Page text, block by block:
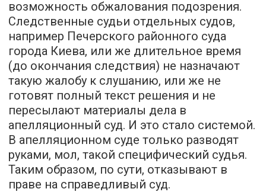
возможность обжалования подозрения.
Следственные судьи отдельных судов,
например Печерского районного суда
города Киева, или же длительное время
(до окончания следствия) не назначают
такую жалобу к слушанию, или же не
готовят полный текст решения и не
пересылают материалы дела в
апелляционный суд. И это стало системой.
В апелляционном суде только разводят
руками, мол, такой специфический судья.
Таким образом, по сути, отказывают в
праве на справедливый суд.